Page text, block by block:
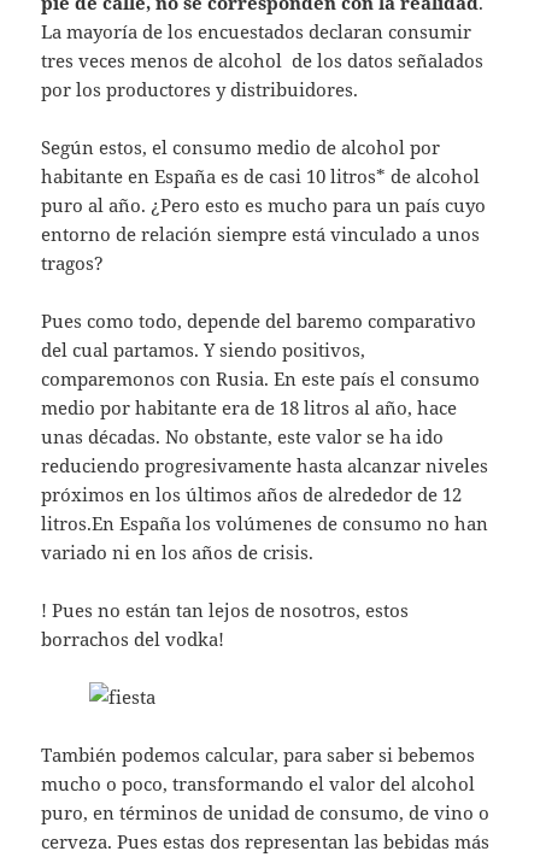
La mayoría de los encuestados declaran consumir
tres veces menos de alcohol de los datos señalados
por los productores y distribuidores.
Según estos, el consumo medio de alcohol por
habitante en España es de casi 10 litros* de alcohol
puro al año. ¿Pero esto es mucho para un país cuyo
entorno de relación siempre está vinculado a unos
tragos?
Pues como todo, depende del baremo comparativo
del cual partamos. Y siendo positivos,
comparemonos con Rusia. En este país el consumo
medio por habitante era de 18 litros al año, hace
unas décadas. No obstante, este valor se ha ido
reduciendo progresivamente hasta alcanzar niveles
próximos en los últimos años de alrededor de 12
litros.En España los volúmenes de consumo no han
variado ni en los años de crisis.
! Pues no están tan lejos de nosotros, estos
borrachos del vodka!
También podemos calcular, para saber si bebemos
mucho o poco, transformando el valor del alcohol
puro, en términos de unidad de consumo, de vino o
cerveza. Pues estas dos representan las bebidas más